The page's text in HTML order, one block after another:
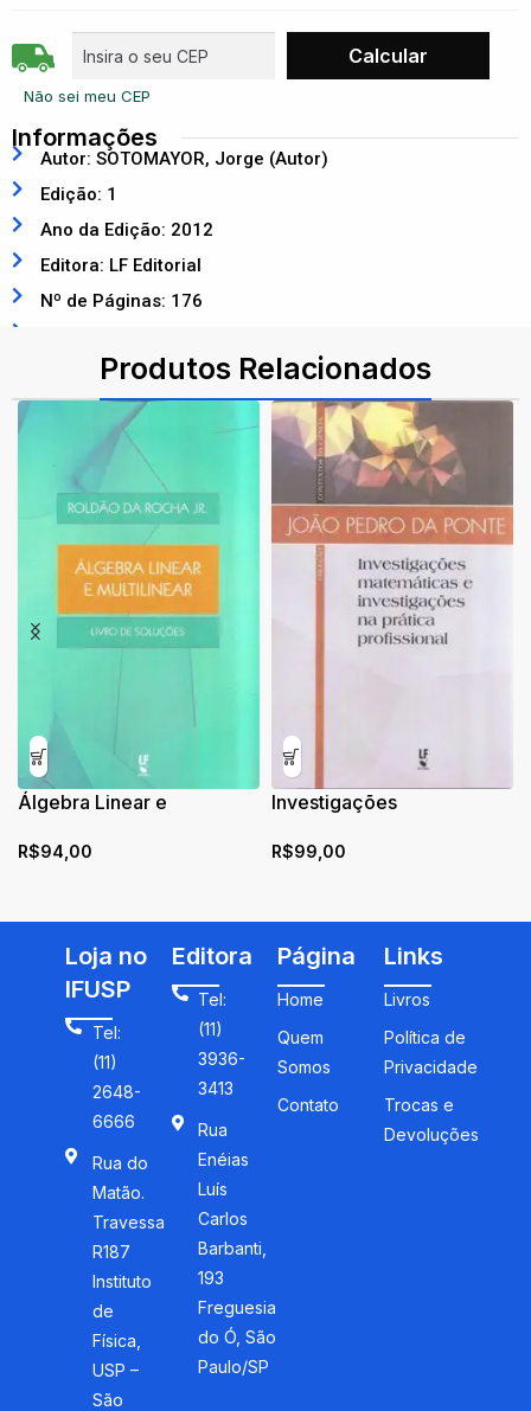
Não sei meu CEP
Informações
Autor: SOTOMAYOR, Jorge (Autor)
Edição: 1
Ano da Edição: 2012
Editora: LF Editorial
Nº de Páginas: 176
Produtos Relacionados
Álgebra Linear e
Soluções
R$94,00
Investigações
investigações na prática
R$99,00
Loja no
IFUSP
Tel:
(11)
2648-
6666
Rua do
Matão.
Travessa
R187
Instituto
de
Física,
USP –
São
Editora
Tel:
(11)
3936-
3413
Rua
Enéias
Luís
Carlos
Barbanti,
193
Freguesia
do Ó, São
Paulo/SP
Página
Home
Quem
Somos
Contato
Links
Livros
Política de
Privacidade
Trocas e
Devoluções